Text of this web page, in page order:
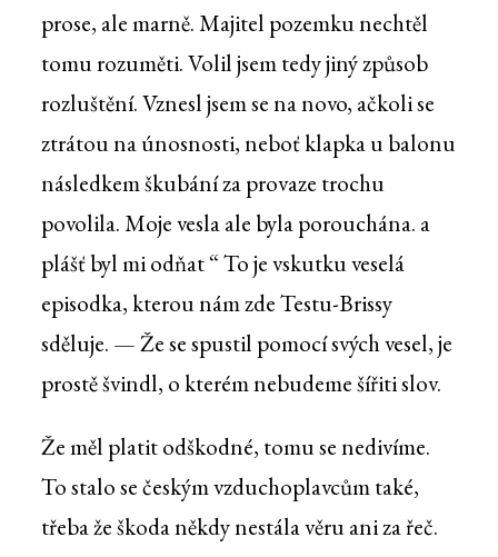
prose, ale marně. Majitel pozemku nechtěl
tomu rozuměti. Volil jsem tedy jiný způsob
rozluštění. Vznesl jsem se na novo, ačkoli se
ztrátou na únosnosti, neboť klapka u balonu
následkem škubání za provaze trochu
povolila. Moje vesla ale byla porouchána. a
plášť byl mi odňat “ To je vskutku veselá
episodka, kterou nám zde Testu-Brissy
sděluje. — Že se spustil pomocí svých vesel, je
prostě švindl, o kterém nebudeme šířiti slov.
Že měl platit odškodné, tomu se nedivíme.
To stalo se českým vzduchoplavcům také,
třeba že škoda někdy nestála věru ani za řeč.